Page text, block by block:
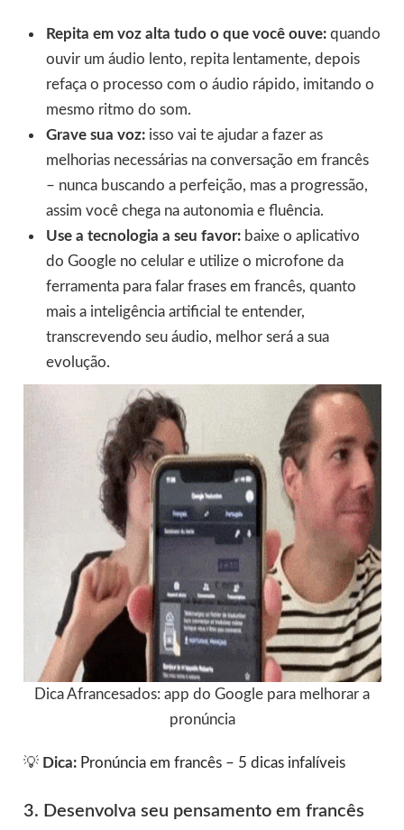
Repita em voz alta tudo o que você ouve:quando
ouvir um áudio lento, repita lentamente, depois
refaça o processo com o áudio rápido, imitando o
mesmo ritmo do som.
Grave sua voz:isso vai te ajudar a fazer as
melhorias necessárias na conversação em francês
– nunca buscando a perfeição, mas a progressão,
assim você chega na autonomia e fluência.
Use a tecnologia a seu favor:baixe o aplicativo
do Google no celular e utilize o microfone da
ferramenta para falar frases em francês, quanto
mais a inteligência artificial te entender,
transcrevendo seu áudio, melhor será a sua
evolução.
Dica Afrancesados: app do Google para melhorar a
pronúncia
💡Dica: Pronúncia em francês – 5 dicas infalíveis
3. Desenvolva seu pensamento em francês